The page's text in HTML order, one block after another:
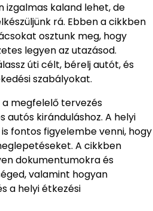
izgalmas kaland lehet, de
rá. Ebben a cikkben
osztunk meg, hogy
legyen az utazásod.
úti célt, bérelj autót, és
szabályokat.
a megfelelő tervezés
autós kiránduláshoz. A helyi
fontos figyelembe venni, hogy
A cikkben
dokumentumokra és
valamint hogyan
a helyi étkezési